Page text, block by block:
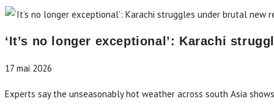
‘It’s no longer exceptional’: Karachi
17 mai 2026
Experts say the unseasonably hot weather across south Asia